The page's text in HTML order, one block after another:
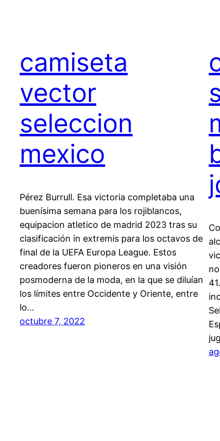
camiseta
vector
seleccion
mexico
Pérez Burrull. Esa victoria completaba una
buenísima semana para los rojiblancos,
equipacion atletico de madrid 2023 tras su
clasificación in extremis para los octavos de
final de la UEFA Europa League. Estos
creadores fueron pioneros en una visión
posmoderna de la moda, en la que se diluían
los límites entre Occidente y Oriente, entre
lo…
octubre 7, 2022